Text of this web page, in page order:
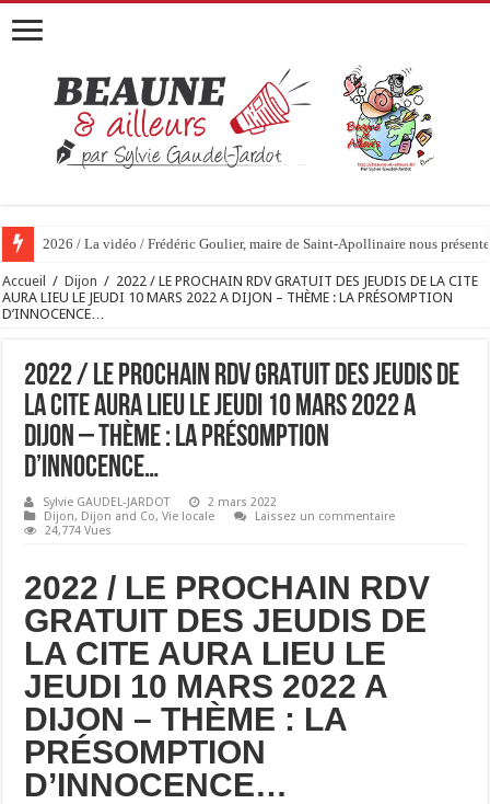
2026 / La vidéo / Frédéric Goulier, maire de Saint-Apollinaire nous
Accueil / Dijon / 2022 / LE PROCHAIN RDV GRATUIT DES JEUDIS DE LA CITE
AURA LIEU LE JEUDI 10 MARS 2022 A DIJON – THÈME : LA PRÉSOMPTION
D’INNOCENCE…
2022 / LE PROCHAIN RDV GRATUIT DES JEUDIS DE
LA CITE AURA LIEU LE JEUDI 10 MARS 2022 A
DIJON – THÈME : LA PRÉSOMPTION
D’INNOCENCE…
Sylvie GAUDEL-JARDOT
2 mars 2022
Dijon, Dijon and Co,Vie locale
Laissez un commentaire
24,774 Vues
2022 / LE PROCHAIN RDV
GRATUIT DES JEUDIS DE
LA CITE AURA LIEU LE
JEUDI 10 MARS 2022 A
DIJON – THÈME : LA
PRÉSOMPTION
D’INNOCENCE…